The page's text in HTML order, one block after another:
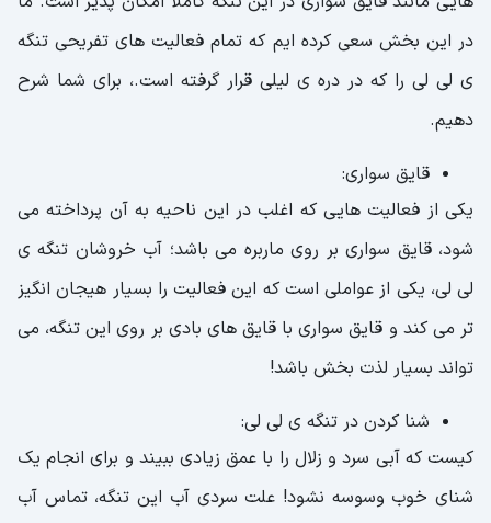
در این بخش سعی کرده ایم که تمام فعالیت های تفریحی تنگه
ی لی لی را که در دره ی لیلی قرار گرفته است.، برای شما شرح
دهیم.
قایق‌ سواری:
یکی از فعالیت هایی که اغلب در این ناحیه به آن پرداخته می
شود، قایق سواری بر روی ماربره می باشد؛ آب خروشان تنگه ی
لی لی، یکی از عواملی است که این فعالیت را بسیار هیجان انگیز
تر می کند و قایق سواری با قایق های بادی بر روی این تنگه، می
تواند بسیار لذت بخش باشد!
شنا کردن در تنگه ی لی لی:
کیست که آبی سرد و زلال را با عمق زیادی ببیند و برای انجام یک
شنای خوب وسوسه نشود! علت سردی آب این تنگه، تماس آب